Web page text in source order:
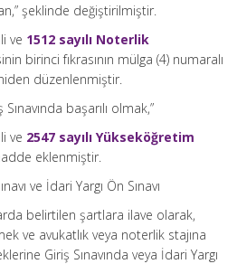
şeklinde değiştirilmiştir.
ve 1512 sayılı Noterlik
birinci fıkrasının mülga (4) numaralı
düzenlenmiştir.
başarılı olmak,”
ve 2547 sayılı Yükseköğretim
eklenmiştir.
ve İdari Yargı Ön Sınavı
belirtilen şartlara ilave olarak,
ve avukatlık veya noterlik stajına
Giriş Sınavında veya İdari Yargı